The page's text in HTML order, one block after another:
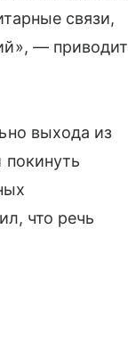
связи,
— приводит
выхода из
что речь